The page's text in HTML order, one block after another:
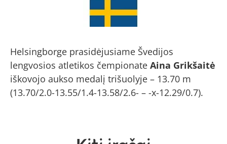
Helsingborge prasidėjusiame Švedijos
lengvosios atletikos čempionate Aina Grikšaitė
iškovojo aukso medalį trišuolyje – 13.70 m
(13.70/2.0-13.55/1.4-13.58/2.6- – -x-12.29/0.7).